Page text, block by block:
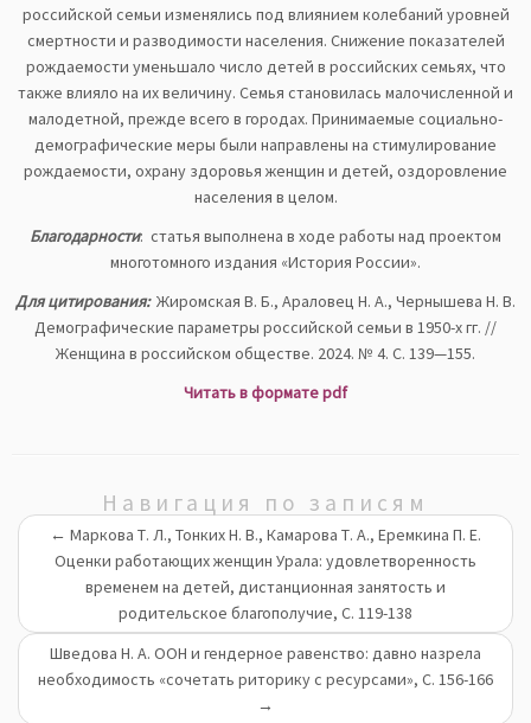
российской семьи изменялись под влиянием колебаний уровней
смертности и разводимости населения. Снижение показателей
рождаемости уменьшало число детей в российских семьях, что
также влияло на их величину. Семья становилась малочисленной и
малодетной, прежде всего в городах. Принимаемые социально-
демографические меры были направлены на стимулирование
рождаемости, охрану здоровья женщин и детей, оздоровление
населения в целом.
Благодарности: статья выполнена в ходе работы над проектом
многотомного издания «История России».
Для цитирования:Жиромская В. Б., Араловец Н. А., Чернышева Н. В.
Демографические параметры российской семьи в 1950-х гг. //
Женщина в российском обществе. 2024. № 4. С. 139—155.
Читать в формате pdf
Навигация по записям
← Маркова Т. Л., Тонких Н. В., Камарова Т. А., Еремкина П. Е.
Оценки работающих женщин Урала: удовлетворенность
временем на детей, дистанционная занятость и
родительское благополучие, С. 119-138
Шведова Н. А. ООН и гендерное равенство: давно назрела
необходимость «сочетать риторику с ресурсами», С. 156-166
→